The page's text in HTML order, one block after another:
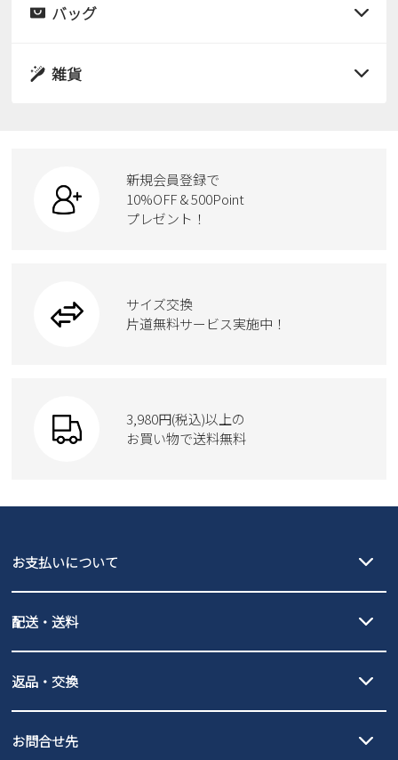
スニーカー
カジュアルシューズ
ワークシューズ
ウェア
moz
サンダル
ローファー
ブーツ
Parade
GAP
サンダル
スクール
new balance
瞬足
バッグ
ボディバッグ
ハンドバッグ
トートバッグ
雑貨
ケア用品
新規会員登録で
10%OFF & 500Point
プレゼント！
サイズ交換
片道無料サービス実施中！
3,980円(税込)以上の
お買い物で送料無料
お支払いについて
PayPay（オンライン決済）、代金引換のご利用が可能です。
配送・送料
北海道・本州・四国・九州…550円
3,980円（税込）以上お買い上げで送料無料
全国一律…220円（税込）
発送日・送料詳細についてはご利用ガイドを
ご利用ください。
返品・交換
の片道無料サービスを実施中！
お問合せ先